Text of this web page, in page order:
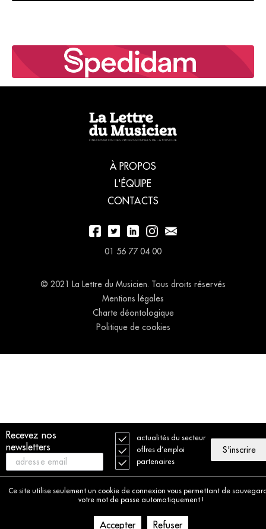
Recevez nos
newsletters
actualités du secteur
offres d’emploi
partenaires
S'inscrire
Ce site utilise seulement un cookie de connexion vous permettant de
votre mot de passe automatiquement !
Accepter Refuser
À PROPOS
L'ÉQUIPE
CONTACTS
01 56 77 04 00
© 2021 La Lettre du Musicien. Tous droits réservés
Mentions légales
Charte déontologique
Politique de cookies